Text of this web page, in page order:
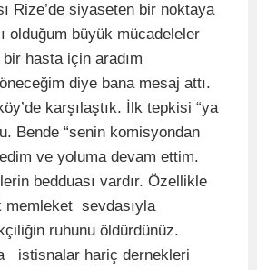
Rize’de siyaseten bir noktaya
olduğum büyük mücadeleler
hasta için aradım
diye bana mesaj attı.
karşılaştık. İlk tepkisi “ya
Bende “senin komisyondan
ve yoluma devam ettim.
bedduası vardır. Özellikle
memleket sevdasıyla
ruhunu öldürdünüz.
istisnalar hariç dernekleri